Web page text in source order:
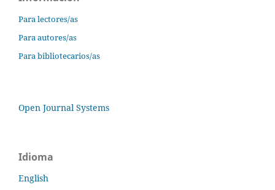
Para lectores/as
Para autores/as
Para bibliotecarios/as
Open Journal Systems
Idioma
English